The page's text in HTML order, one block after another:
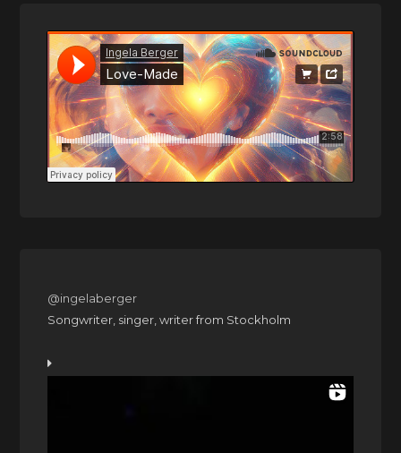
@ingelaberger
Songwriter, singer, writer from Stockholm